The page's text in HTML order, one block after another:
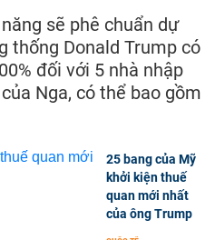
sẽ phê chuẩn dự
thống Donald Trump có
đối với 5 nhà nhập
Nga, có thể bao gồm
25 bang của Mỹ
khởi kiện thuế
quan mới nhất
của ông Trump